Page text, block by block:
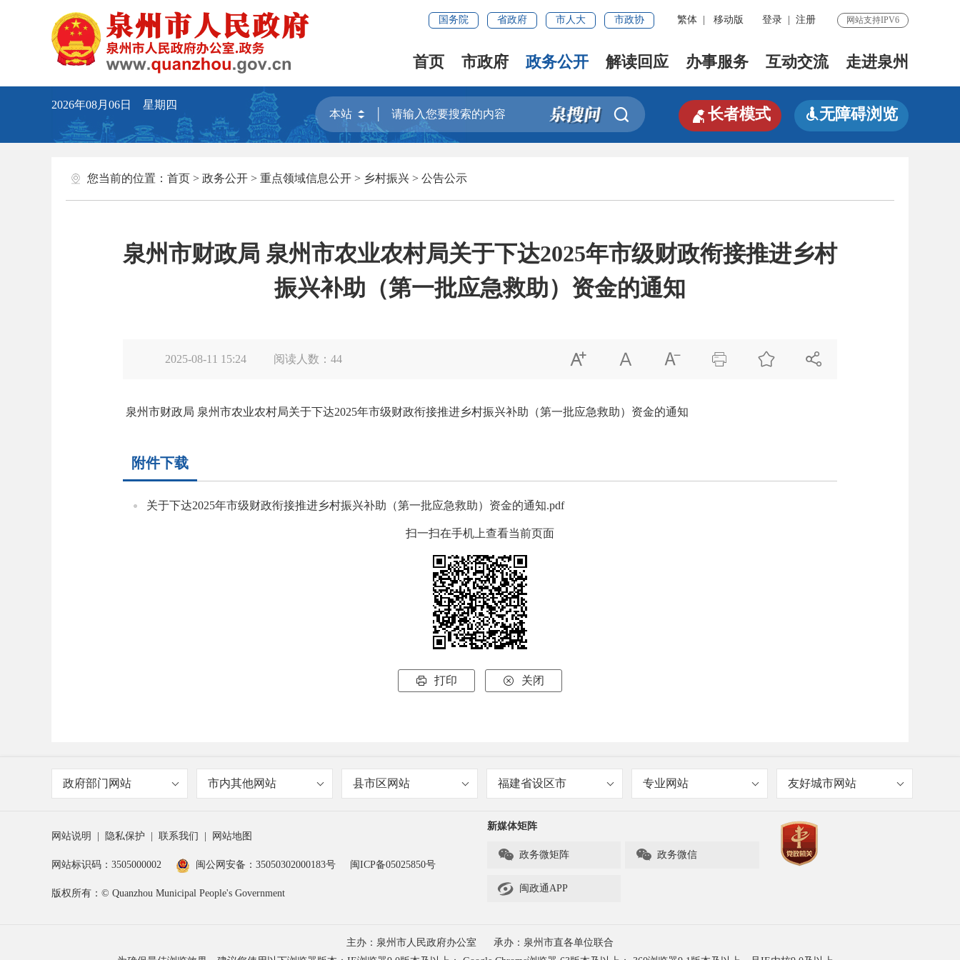
国务院 省政府 市人大 市政协 繁体 移动版 登录 注册 网站支持IPV6
首页 市政府 政务公开 解读回应 办事服务 互动交流 走进泉州
2026年08月06日 星期四
 长者模式 无障碍浏览
您当前的位置： 首页 > 政务公开 > 重点领域信息公开 > 乡村振兴 > 公告公示
泉州市财政局 泉州市农业农村局关于下达2025年市级财政衔接推进乡村
振兴补助（第一批应急救助）资金的通知
2025-08-11 15:24 阅读人数： 44      
泉州市财政局 泉州市农业农村局关于下达2025年市级财政衔接推进乡村振兴补助（第一批应急救助）资金的通知
附件下载
关于下达2025年市级财政衔接推进乡村振兴补助（第一批应急救助）资金的通知.pdf
扫一扫在手机上查看当前页面
 打印  关闭
政府部门网站 市内其他网站 县市区网站 福建省设区市 专业网站 友好城市网站
网站说明 隐私保护 联系我们 网站地图
网站标识码：3505000002 闽公网安备：35050302000183号 闽ICP备05025850号
版权所有：© Quanzhou Municipal People's Government
新媒体矩阵
 政务微矩阵  政务微信
 闽政通APP
主办：泉州市人民政府办公室
承办：泉州市直各单位联合